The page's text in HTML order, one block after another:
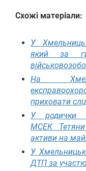
Схожі матеріали:
У
який за
На
приховати
У родички
МСЕК
активи на
У
ДТП за